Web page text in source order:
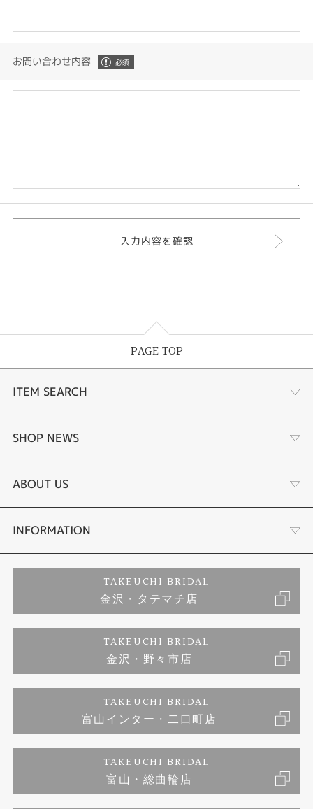
お問い合わせ内容
PAGE TOP
ITEM SEARCH
婚約指輪
結婚指輪
セットリング
婚約ネックレス
ダイヤモンド
ジュエリーリフォーム
SHOP NEWS
選ばれる理由まとめ
お客様の声
プロポーズサポート
ブランドリスト
福井指輪工房｜手作りペアリング
福井指輪工房｜手作り結婚指輪 and 婚約指輪
福井工房｜手作り婚約指輪プロポーズプラン
ABOUT US
会社概要
お客様の声
INFORMATION
プライバシーポリシー
TAKEUCHI BRIDAL
金沢・タテマチ店
TAKEUCHI BRIDAL
金沢・野々市店
TAKEUCHI BRIDAL
富山インター・二口町店
TAKEUCHI BRIDAL
富山・総曲輪店